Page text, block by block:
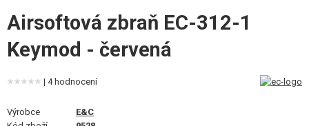
STAVEBNICE, MODELY
REKLAMNÍ PŘEDMĚTY
Airsoftová zbraň EC-312-1
Keymod - červená
| 4 hodnocení
Výrobce
E&C